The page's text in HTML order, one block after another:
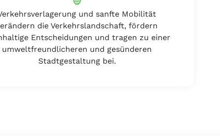
und sanfte Mobilität
die Verkehrslandschaft, fördern
Entscheidungen und tragen zu einer
umweltfreundlicheren und gesünderen
Stadtgestaltung bei.